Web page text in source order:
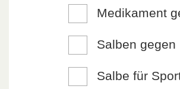
Medikament
Salben
Salbe für